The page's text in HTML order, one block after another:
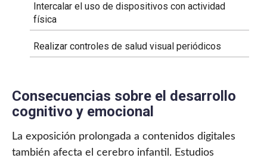
Intercalar el uso de dispositivos con actividad
física
Realizar controles de salud visual periódicos
Consecuencias sobre el desarrollo
cognitivo y emocional
La exposición prolongada a contenidos digitales
también afecta el cerebro infantil. Estudios